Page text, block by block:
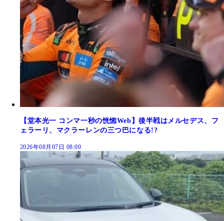
【堂本光一 コンマ一秒の恍惚Web】後半戦はメルセデス、フ
ェラーリ、マクラーレンの三つ巴になる!?
2026年08月07日 08:00